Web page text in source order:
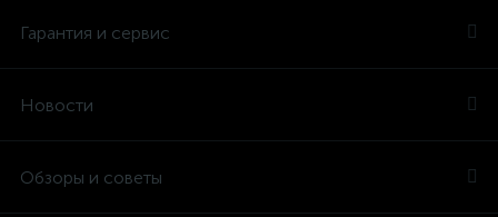
Гарантия и сервис
Новости
Обзоры и советы